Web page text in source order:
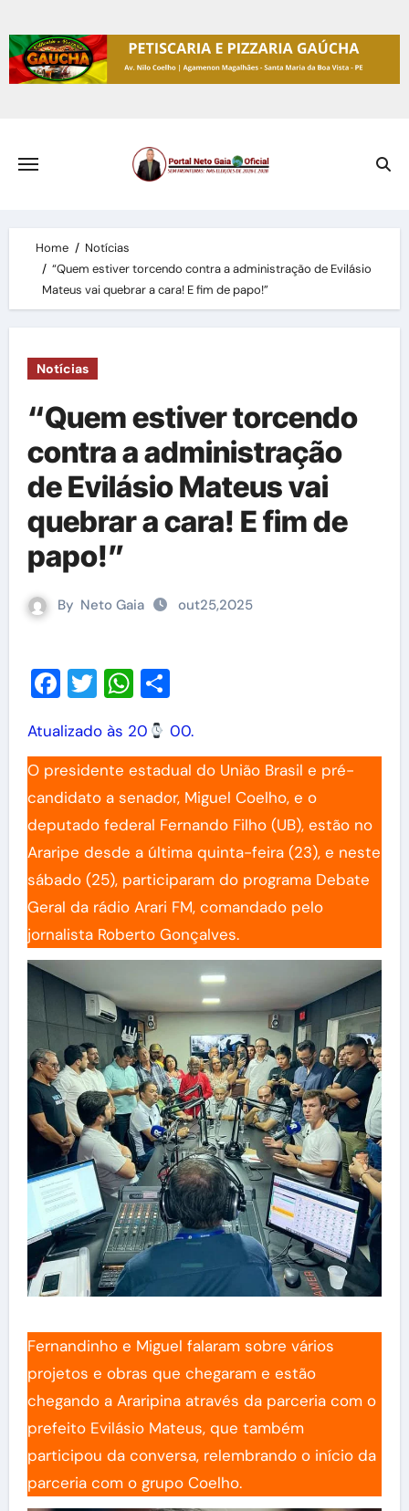
to
content
Home
Notícias
“Quem estiver torcendo contra a administração de Evilásio
Mateus vai quebrar a cara! E fim de papo!”
Notícias
“Quem estiver torcendo
contra a administração
de Evilásio Mateus vai
quebrar a cara! E fim de
papo!”
By Neto Gaia out25,2025
Facebook
TwitterWhatsApp
Share
Atualizado às 20
00.
O presidente estadual do União Brasil e pré-
candidato a senador, Miguel Coelho, e o
deputado federal Fernando Filho (UB), estão no
Araripe desde a última quinta-feira (23), e neste
sábado (25), participaram do programa Debate
Geral da rádio Arari FM, comandado pelo
jornalista Roberto Gonçalves.
Fernandinho e Miguel falaram sobre vários
projetos e obras que chegaram e estão
chegando a Araripina através da parceria com o
prefeito Evilásio Mateus, que também
participou da conversa, relembrando o início da
parceria com o grupo Coelho.